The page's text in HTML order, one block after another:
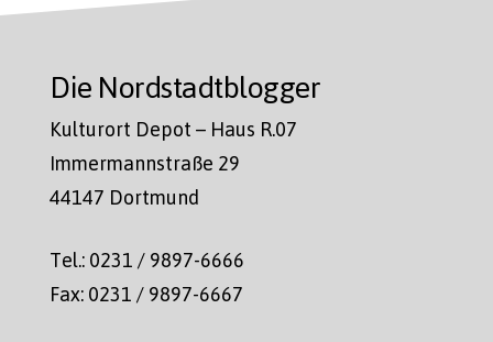
Die Nordstadtblogger
Kulturort Depot – Haus R.07
Immermannstraße 29
44147 Dortmund
Tel.: 0231 / 9897-6666
Fax: 0231 / 9897-6667